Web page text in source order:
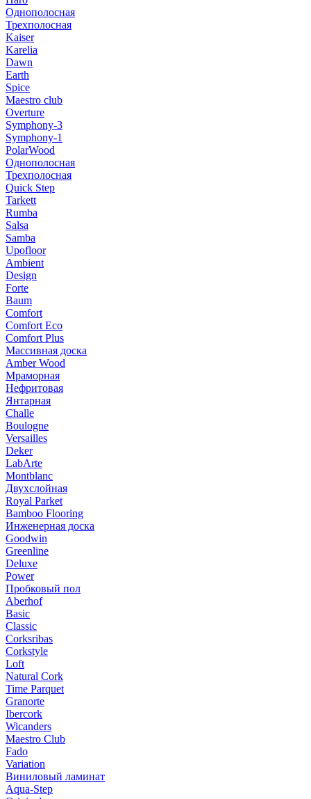
Однополосная
Трехполосная
Kaiser
Karelia
Dawn
Earth
Spice
Maestro club
Overture
Symphony-3
Symphony-1
PolarWood
Однополосная
Трехполосная
Quick Step
Tarkett
Rumba
Salsa
Samba
Upofloor
Ambient
Design
Forte
Baum
Comfort
Comfort Eco
Comfort Plus
Массивная доска
Amber Wood
Мраморная
Нефритовая
Янтарная
Challe
Boulogne
Versailles
Deker
LabArte
Montblanc
Двухслойная
Royal Parket
Bamboo Flooring
Инженерная доска
Goodwin
Greenline
Deluxe
Power
Пробковый пол
Aberhof
Basic
Classic
Corksribas
Corkstyle
Loft
Natural Cork
Time Parquet
Granorte
Ibercork
Wicanders
Мaestro Club
Fado
Variation
Виниловый ламинат
Aqua-Step